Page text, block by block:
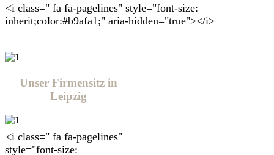
<i class=" fa fa-pagelines" style="font-size:
inherit;color:#b9afa1;" aria-hidden="true"></i>
Unser Firmensitz in
Leipzig
<i class=" fa fa-pagelines"
style="font-size: